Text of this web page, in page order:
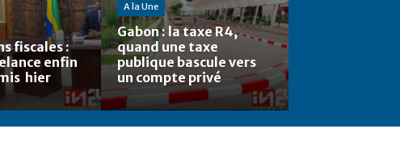
fiscales :
enfin
hier
A la Une
Gabon : la taxe R4,
quand une taxe
publique bascule vers
un compte privé